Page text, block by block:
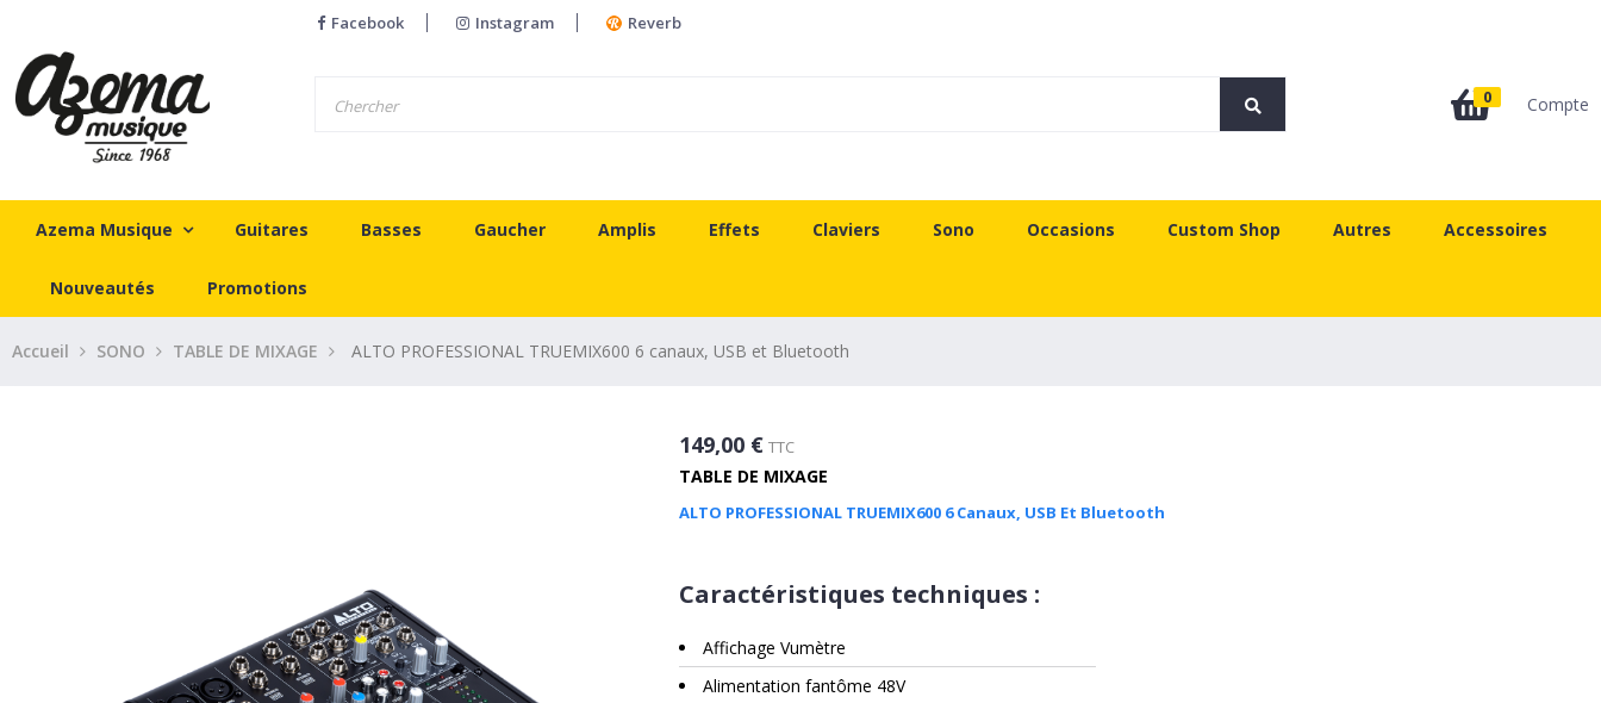
Facebook Instagram Reverb
0 Compte
Azema Musique Guitares Basses Gaucher Amplis Effets Claviers Sono Occasions Custom Shop Autres Accessoires
Nouveautés Promotions
Accueil SONO TABLE DE MIXAGE ALTO PROFESSIONAL TRUEMIX600 6 canaux, USB et Bluetooth
149,00 € TTC
TABLE DE MIXAGE
ALTO PROFESSIONAL TRUEMIX600 6 Canaux, USB Et Bluetooth
Caractéristiques techniques :
Affichage Vumètre
Alimentation fantôme 48V